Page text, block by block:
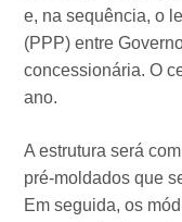
e, na sequência, o
(PPP) entre
concessionária. O
ano.
A estrutura será
pré-moldados que
Em seguida, os